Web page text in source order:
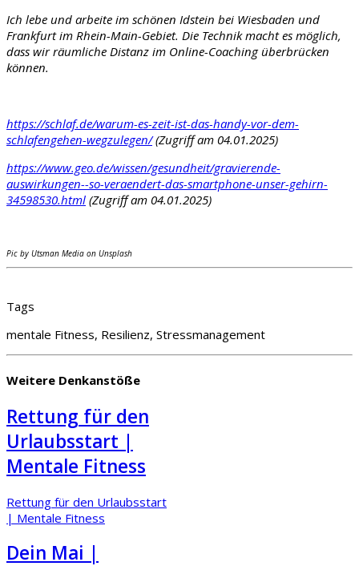
Ich lebe und arbeite im schönen Idstein bei Wiesbaden und
Frankfurt im Rhein-Main-Gebiet. Die Technik macht es möglich,
dass wir räumliche Distanz im Online-Coaching überbrücken
können.
https://schlaf.de/warum-es-zeit-ist-das-handy-vor-dem-
schlafengehen-wegzulegen/(Zugriff am 04.01.2025)
https://www.geo.de/wissen/gesundheit/gravierende-
auswirkungen--so-veraendert-das-smartphone-unser-gehirn-
34598530.html (Zugriff am 04.01.2025)
Pic by Utsman Media on Unsplash
Tags
mentale Fitness, Resilienz, Stressmanagement
Weitere Denkanstöße
Rettung für den
Urlaubsstart |
Mentale Fitness
Rettung für den Urlaubsstart
| Mentale Fitness
Dein Mai |